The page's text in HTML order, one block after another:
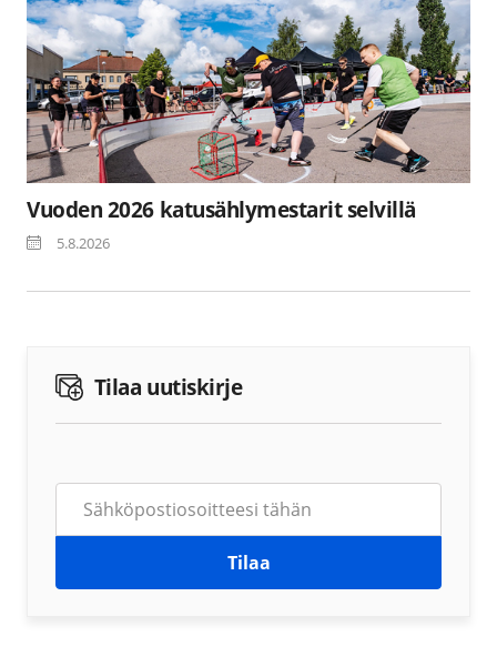
Vuoden 2026 katusählymestarit selvillä
5.8.2026
Tilaa uutiskirje
Tilaa